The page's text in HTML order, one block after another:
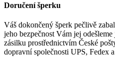
Doručení šperku
Váš dokončený šperk pečlivě
jeho bezpečnost Vám jej
zásilku prostřednictvím České
dopravní společnosti UPS, Fedex